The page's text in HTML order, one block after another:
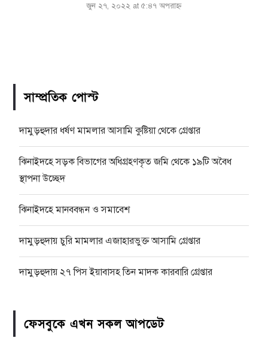
জুন ২৭, ২০২২ at ৫:৪৭ অপরাহ্ণ
সাম্প্রতিক পোস্ট
দামুড়হুদার ধর্ষণ মামলার আসামি কুষ্টিয়া থেকে গ্রেপ্তার
ঝিনাইদহে সড়ক বিভাগের অধিগ্রহণকৃত জমি থেকে ১৯টি অবৈধ
স্থাপনা উচ্ছেদ
ঝিনাইদহে মানববন্ধন ও সমাবেশ
দামুড়হুদায় চুরি মামলার এজাহারভুক্ত আসামি গ্রেপ্তার
দামুড়হুদায় ২৭ পিস ইয়াবাসহ তিন মাদক কারবারি গ্রেপ্তার
ফেসবুকে এখন সকল আপডেট